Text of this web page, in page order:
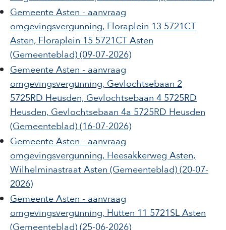
Gemeente Asten - aanvraag
omgevingsvergunning, Floraplein 13 5721CT
Asten, Floraplein 15 5721CT Asten
(Gemeenteblad) (09-07-2026)
Gemeente Asten - aanvraag
omgevingsvergunning, Gevlochtsebaan 2
5725RD Heusden, Gevlochtsebaan 4 5725RD
Heusden, Gevlochtsebaan 4a 5725RD Heusden
(Gemeenteblad) (16-07-2026)
Gemeente Asten - aanvraag
omgevingsvergunning, Heesakkerweg Asten,
Wilhelminastraat Asten (Gemeenteblad) (20-07-
2026)
Gemeente Asten - aanvraag
omgevingsvergunning, Hutten 11 5721SL Asten
(Gemeenteblad) (25-06-2026)